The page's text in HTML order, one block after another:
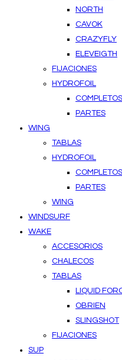
NORTH
CAVOK
CRAZYFLY
ELEVEIGTH
FIJACIONES
HYDROFOIL
COMPLETOS
PARTES
WING
TABLAS
HYDROFOIL
COMPLETOS
PARTES
WING
WINDSURF
WAKE
ACCESORIOS
CHALECOS
TABLAS
LIQUID
OBRIEN
SLINGSHOT
FIJACIONES
SUP